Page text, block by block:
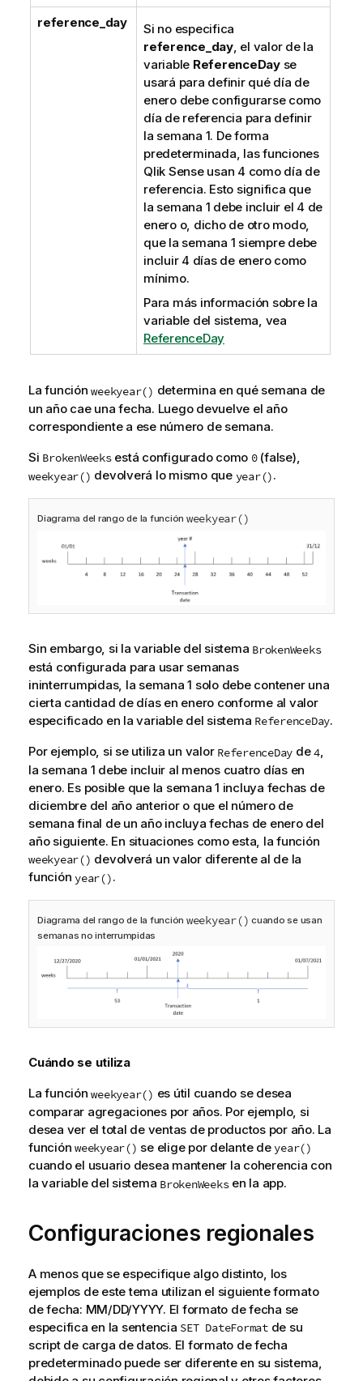
reference_day
Si no especifica
reference_day, el valor de la
variable ReferenceDayse
usará para definir qué día de
enero debe configurarse como
día de referencia para definir
la semana 1. De forma
predeterminada, las funciones
Qlik Senseusan 4 como día de
referencia. Esto significa que
la semana 1 debe incluir el 4 de
enero o, dicho de otro modo,
que la semana 1 siempre debe
incluir 4 días de enero como
mínimo.
Para más información sobre la
variable del sistema, vea
ReferenceDay
La funciónweekyear() determina en qué semana de
un año cae una fecha. Luego devuelve el año
correspondiente a ese número de semana.
Si BrokenWeeksestá configurado como 0(false),
weekyear() devolverá lo mismo que year().
Diagrama del rango de la función weekyear()
Sin embargo, si la variable del sistema BrokenWeeks
está configurada para usar semanas
ininterrumpidas, la semana 1 solo debe contener una
cierta cantidad de días en enero conforme al valor
especificado en la variable del sistema ReferenceDay.
Por ejemplo, si se utiliza un valor ReferenceDay de4,
la semana 1 debe incluir al menos cuatro días en
enero. Es posible que la semana 1 incluya fechas de
diciembre del año anterior o que el número de
semana final de un año incluya fechas de enero del
año siguiente. En situaciones como esta, la función
weekyear() devolverá un valor diferente al de la
función year().
Diagrama del rango de la función weekyear() cuando se usan
semanas no interrumpidas
Cuándo se utiliza
La funciónweekyear() es útil cuando se desea
comparar agregaciones por años. Por ejemplo, si
desea ver el total de ventas de productos por año. La
función weekyear() se elige por delante deyear()
cuando el usuario desea mantener la coherencia con
la variable del sistema BrokenWeeksen la app.
Configuraciones regionales
A menos que se especifique algo distinto, los
ejemplos de este tema utilizan el siguiente formato
de fecha: MM/DD/YYYY. El formato de fecha se
especifica en la sentencia SET DateFormatde su
script de carga de datos. El formato de fecha
predeterminado puede ser diferente en su sistema,